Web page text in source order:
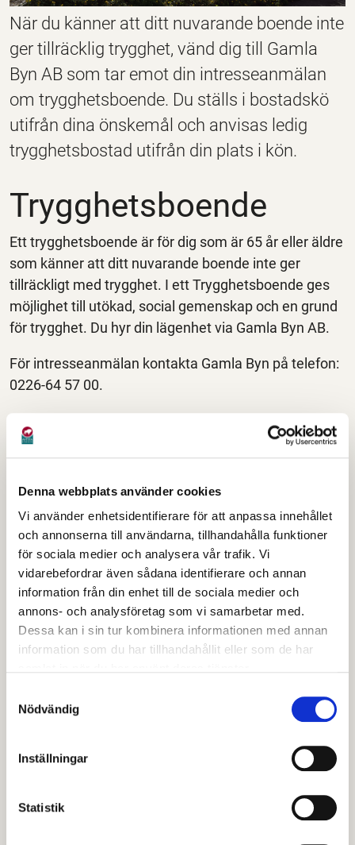
Denna webbplats använder cookies
Vi använder enhetsidentifierare för att anpassa innehållet
och annonserna till användarna, tillhandahålla funktioner
för sociala medier och analysera vår trafik. Vi
vidarebefordrar även sådana identifierare och annan
information från din enhet till de sociala medier och
annons- och analysföretag som vi samarbetar med.
Dessa kan i sin tur kombinera informationen med annan
information som du har tillhandahållit eller som de har
Nödvändig
Inställningar
Statistik
När du känner att ditt nuvarande boende inte
ger tillräcklig trygghet, vänd dig till Gamla
Byn AB som tar emot din intresseanmälan
om trygghetsboende. Du ställs i bostadskö
utifrån dina önskemål och anvisas ledig
trygghetsbostad utifrån din plats i kön.
Trygghetsboende
Ett trygghetsboende är för dig som är 65 år eller äldre
som känner att ditt nuvarande boende inte ger
tillräckligt med trygghet. I ett Trygghetsboende ges
möjlighet till utökad, social gemenskap och en grund
för trygghet. Du hyr din lägenhet via Gamla Byn AB.
För intresseanmälan kontakta Gamla Byn på telefon:
0226-64 57 00.
Kommunens
trygghetsboenden
Solvändan och Månrundan samt Fredsgatan 8
(Boken 6).
Gemensamma ytor och
aktiviteter
Personal från Avesta kommuns omsorgsförvaltning
samt frivilliga organisationer ansvarar för och ordnar
tillgång till gemensamhetslokal där du kan umgås
och äta dina måltider tillsammans med andra.
Vem kan få erbjudande om
Kriterierna för att få flytta till en trygghetsbostad: